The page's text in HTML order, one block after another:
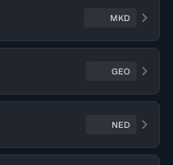
MKD
GEO
NED